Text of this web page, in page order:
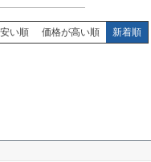
い順 価格が高い順 新着順